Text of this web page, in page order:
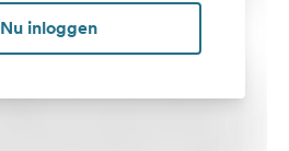
Nu inloggen